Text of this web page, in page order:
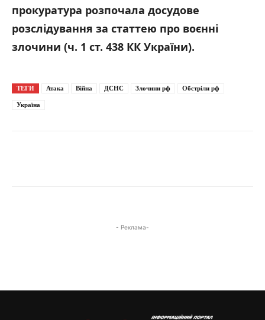
прокуратура розпочала досудове
розслідування за статтею про воєнні
злочини (ч. 1 ст. 438 КК України).
ТЕГИ Атака Війна ДСНС Злочини рф Обстріли рф
Україна
- Реклама-